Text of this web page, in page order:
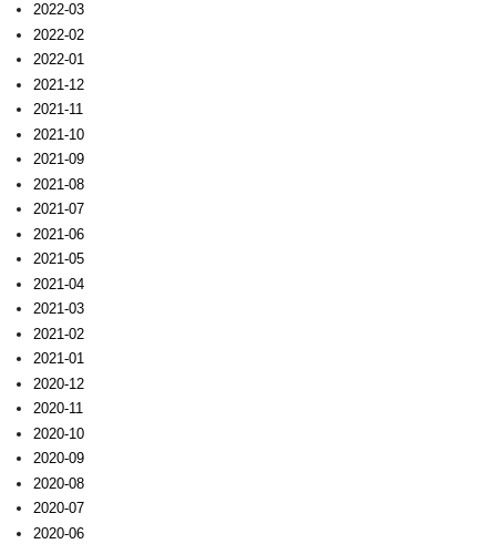
2022-03
2022-02
2022-01
2021-12
2021-11
2021-10
2021-09
2021-08
2021-07
2021-06
2021-05
2021-04
2021-03
2021-02
2021-01
2020-12
2020-11
2020-10
2020-09
2020-08
2020-07
2020-06